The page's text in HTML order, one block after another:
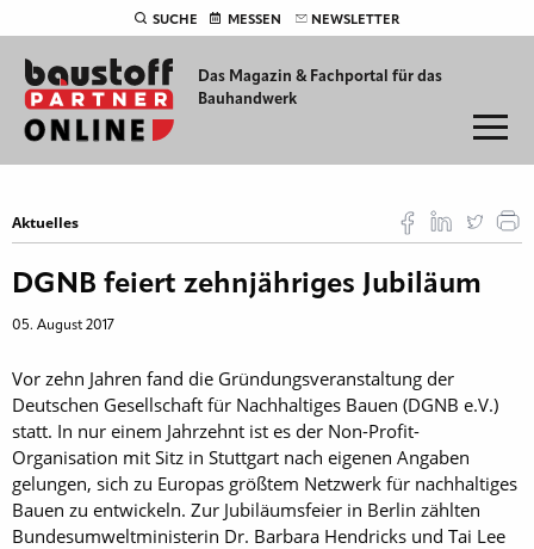
SUCHE MESSEN NEWSLETTER
Das Magazin & Fachportal für das
Bauhandwerk
Aktuelles
DGNB feiert zehnjähriges Jubiläum
05. August 2017
Vor zehn Jahren fand die Gründungsveranstaltung der
Deutschen Gesellschaft für Nachhaltiges Bauen (DGNB e.V.)
statt. In nur einem Jahrzehnt ist es der Non-Profit-
Organisation mit Sitz in Stuttgart nach eigenen Angaben
gelungen, sich zu Europas größtem Netzwerk für nachhaltiges
Bauen zu entwickeln. Zur Jubiläumsfeier in Berlin zählten
Bundesumweltministerin Dr. Barbara Hendricks und Tai Lee